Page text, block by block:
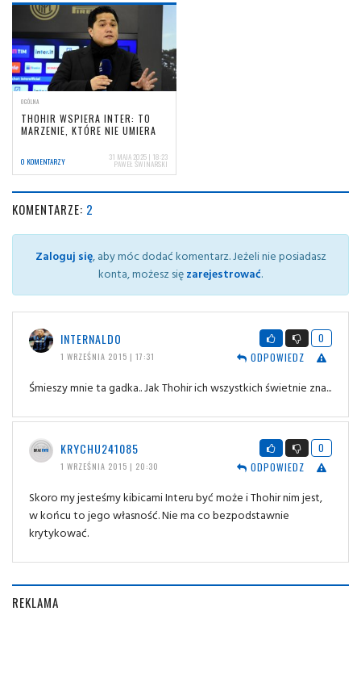
OGÓLNA
THOHIR WSPIERA INTER: TO
MARZENIE, KTÓRE NIE UMIERA
0 KOMENTARZY 31 MAJA 2025 | 18:23
PAWEŁ ŚWINARSKI
KOMENTARZE: 2
Zaloguj się, aby móc dodać komentarz. Jeżeli nie posiadasz
konta, możesz sięzarejestrować.
INTERNALDO
1 WRZEŚNIA 2015 | 17:31
0
ODPOWIEDZ
Śmieszy mnie ta gadka.. Jak Thohir ich wszystkich świetnie zna...
KRYCHU241085
1 WRZEŚNIA 2015 | 20:30
0
ODPOWIEDZ
Skoro my jesteśmy kibicami Interu być może i Thohir nim jest,
w końcu to jego własność. Nie ma co bezpodstawnie
krytykować.
REKLAMA